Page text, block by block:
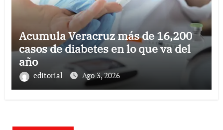
Acumula Veracruz más de 16,200
casos de diabetes en lo que va del
año
editorial Ago 3, 2026